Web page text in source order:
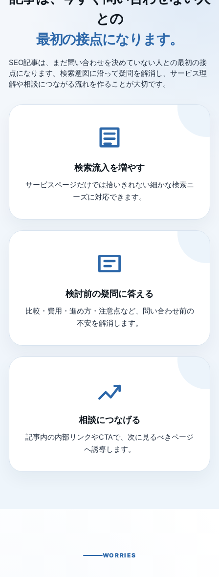
との
最初の接点になります。
SEO記事は、まだ問い合わせを決めていない人との最初の接
点になります。検索意図に沿って疑問を解消し、サービス理
解や相談につながる流れを作ることが大切です。
検索流入を増やす
サービスページだけでは拾いきれない細かな検索ニ
ーズに対応できます。
検討前の疑問に答える
比較・費用・進め方・注意点など、問い合わせ前の
不安を解消します。
相談につなげる
記事内の内部リンクやCTAで、次に見るべきページ
へ誘導します。
WORRIES